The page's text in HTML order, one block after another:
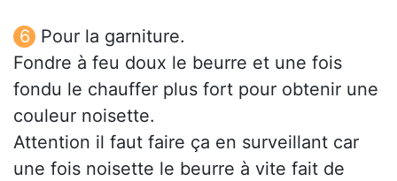
Pour la garniture.
Fondre à feu doux le beurre et une fois
fondu le chauffer plus fort pour obtenir une
couleur noisette.
Attention il faut faire ça en surveillant car
une fois noisette le beurre à vite fait de